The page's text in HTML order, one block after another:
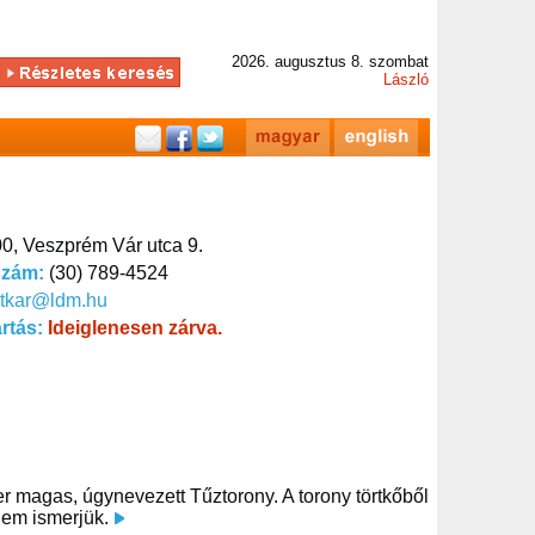
2026. augusztus 8. szombat
László
Veszprém Vár utca 9.
(30) 789-4524
Ideiglenesen zárva.
úgynevezett Tűztorony. A torony törtkőből
ismerjük.